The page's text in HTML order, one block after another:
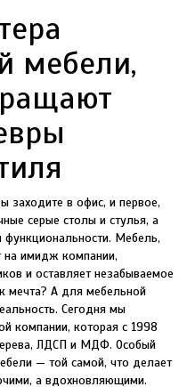
мебели,
заходите в офис, и первое,
серые столы и стулья, а
Мебель,
на имидж компании,
и оставляет незабываемое
мечта? А для мебельной
Сегодня мы
компании, которая с 1998
ЛДСП и МДФ. Особый
— той самой, что делает
а вдохновляющими.